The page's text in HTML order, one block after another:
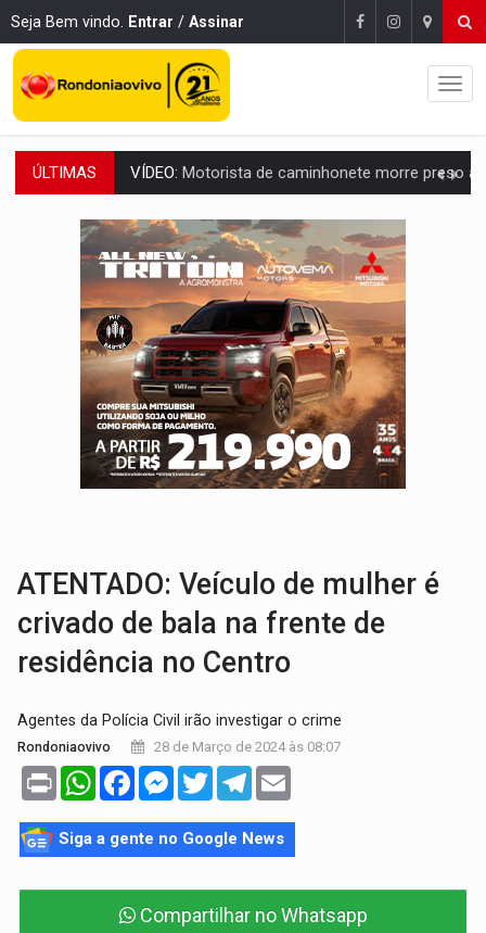
Seja Bem vindo. Entrar / Assinar
ÚLTIMAS LAZER:Seis lugares gratuitos para aproveitar o fim de semana
VÍDEO:FTICCO e Força Tática prendem membro do CV com arma e drogas
INCLUSÃO:Prefeitura fortalece parceria com a APAE para ampliar ações
DEFESA:Exército testa inovações no combate a drones durante
TEMAS SOCIOAMBIENTAIS:Em Itapuã do Oeste, CINEMAZÔNIA leva cinema
PREVISÃO:Interior de Rondônia terá sábado (8) de calor intenso
INFRAESTRUTURA:Após quase 30 anos de espera, asfalto chega ao
A ILHA:Coreografia de Rondônia estreia na programação do Festival de
ATENTADO: Veículo de mulher é
crivado de bala na frente de
residência no Centro
Agentes da Polícia Civil irão investigar o crime
Rondoniaovivo 28 de Março de 2024 às 08:07
Print WhatsAppFacebookMessenger
TwitterTelegram
Siga a gente no Google News
Compartilhar no Whatsapp